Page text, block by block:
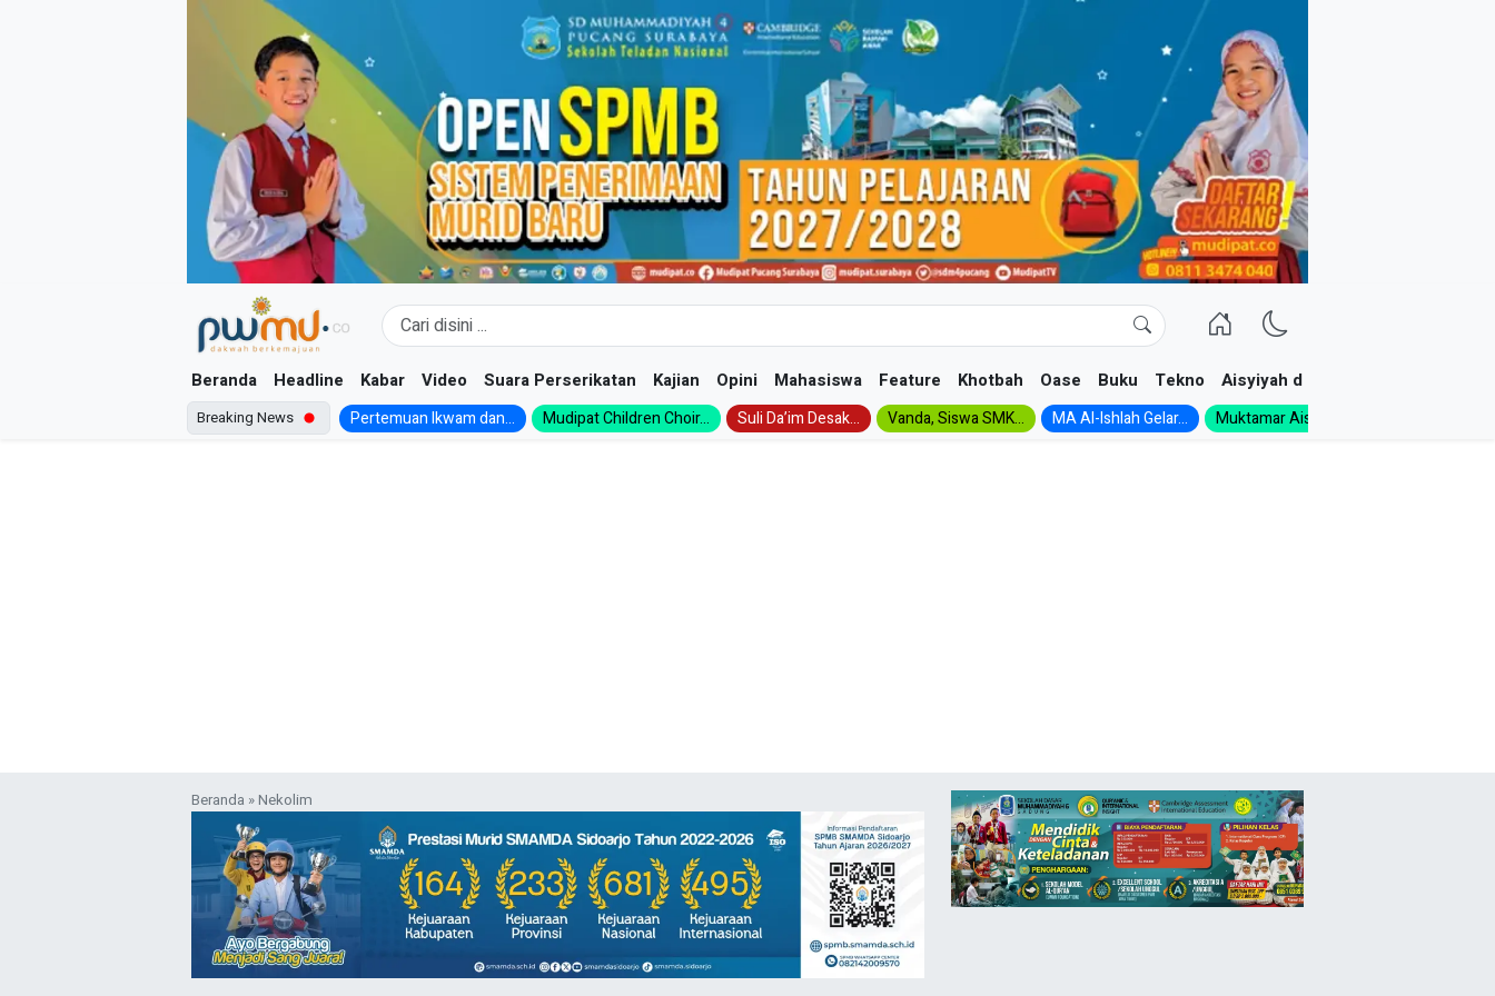
Beranda Headline Kabar Video Suara Perserikatan Kajian Opini Mahasiswa Feature Khotbah Oase Buku Tekno Aisyiyah dan NA
Breaking News Pertemuan Ikwam dan... Mudipat Children Choir... Suli Da’im Desak... Vanda, Siswa SMK... MA Al-Ishlah Gelar... Muktamar Aisyiyah 1926:...
Beranda »Nekolim